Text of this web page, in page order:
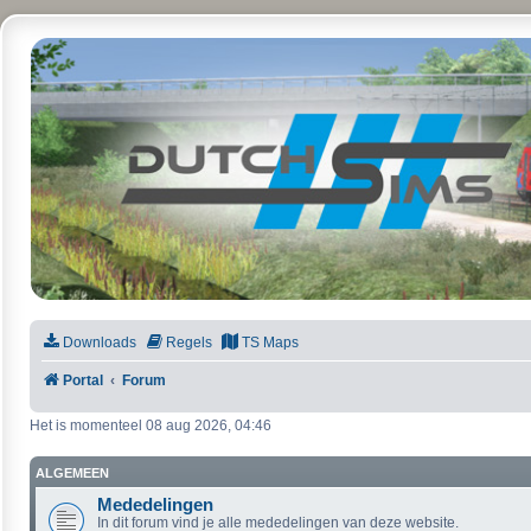
DutchSims
Downloads Regels TS Maps
Portal Forum
Het is momenteel 08 aug 2026, 04:46
ALGEMEEN
Mededelingen
In dit forum vind je alle mededelingen van deze website.